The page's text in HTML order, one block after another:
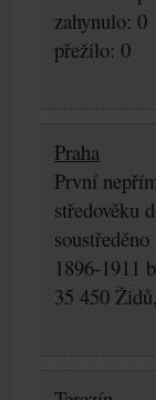
zahynulo: 0
přežilo: 0
Praha
První
středověku
1896-1911
35 450